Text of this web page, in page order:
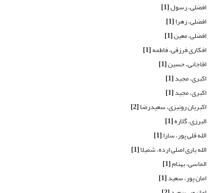
افضلی، رسول[1]
افضلی، زهرا[1]
افضلی، معین[1]
افکاری فرزقی، فاطمه[1]
اقاجانی، حسین[1]
اکبری، مجید[1]
اکبری، مجید[1]
اکبریان رونیزی، سعیدرضا[2]
البرزی، گلاره[1]
الله قلی پور، سارا[1]
الله یاری اصلی ارده، شمیلا[1]
الماسی، بهنام[1]
امان پور، سعید[1]